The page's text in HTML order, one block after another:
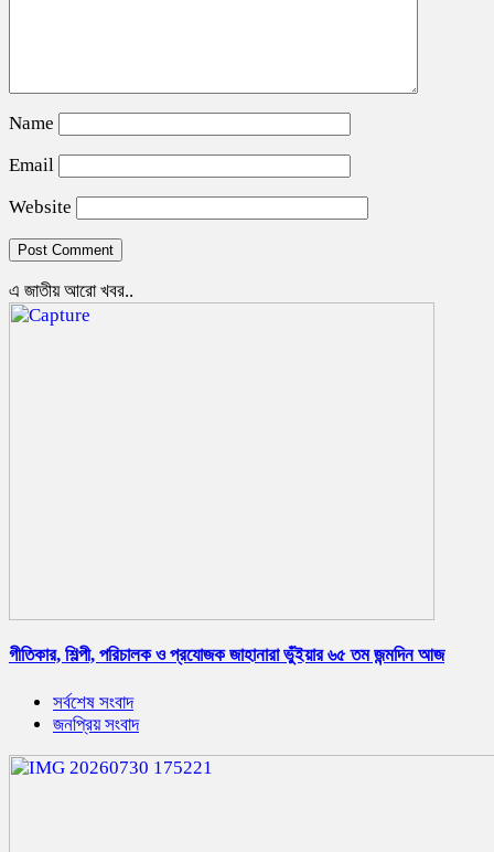
Name
Email
Website
এ জাতীয় আরো খবর..
গীতিকার, শিল্পী, পরিচালক ও প্রযোজক জাহানারা ভুঁইয়ার ৬৫ তম জন্মদিন আজ
সর্বশেষ সংবাদ
জনপ্রিয় সংবাদ